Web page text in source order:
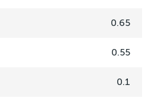
0.65
0.55
0.1